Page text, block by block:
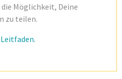
Möglichkeit, Deine
zu teilen.